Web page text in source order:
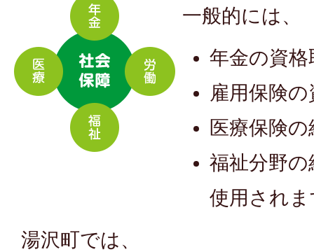
一般的には、
年金の資
雇用保険
医療保険
福祉分野
使用され
湯沢町では、